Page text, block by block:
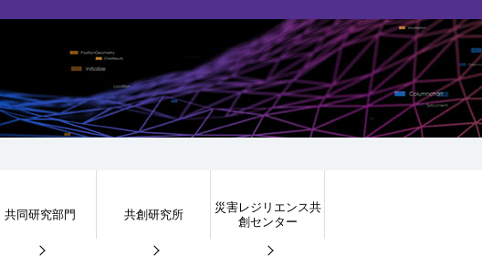
共同研究部門 共創研究所
災害レジリエンス共
創センター